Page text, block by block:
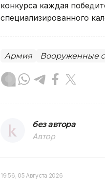
конкурса каждая
специализированного
Армия Вооруженные
без автора
Автор
19:56, 05 Августа 2026